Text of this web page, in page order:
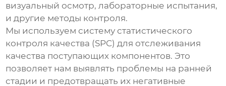
визуальный осмотр, лабораторные испытания,
и другие методы контроля.
Мы используем систему статистического
контроля качества (SPC) для отслеживания
качества поступающих компонентов. Это
позволяет нам выявлять проблемы на ранней
стадии и предотвращать их негативные